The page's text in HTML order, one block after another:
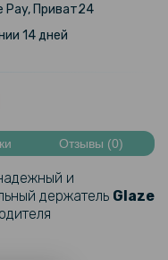
Pay, Приват24
14 дней
Отзывы (0)
и
держатель Glaze